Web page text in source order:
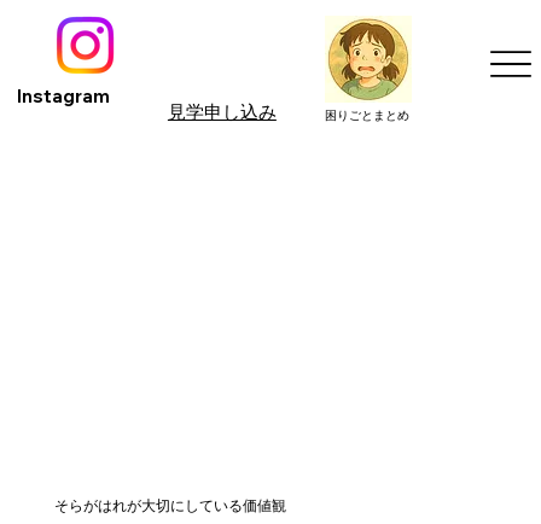
Instagram
見学申し込み 困りごとまとめ
そらがはれが大切にしている価値観